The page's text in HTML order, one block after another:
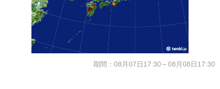
期間：08月07日17:30～08月08日17:30